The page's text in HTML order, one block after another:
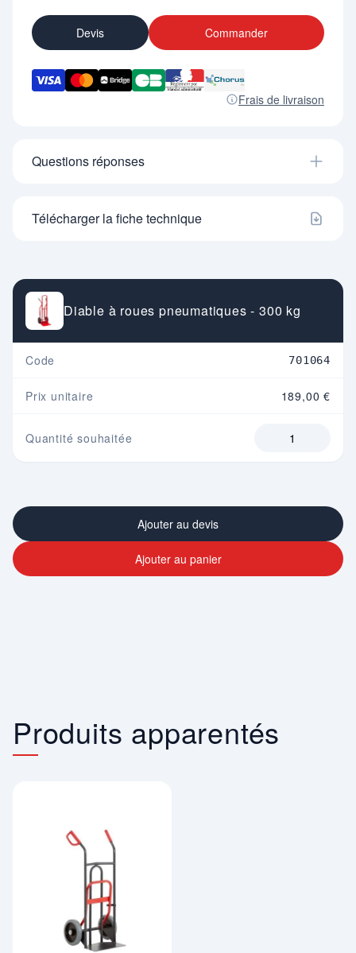
Devis Commander
Frais de livraison
Questions réponses
Télécharger la fiche technique
Diable à roues pneumatiques - 300 kg
Code 701064
Prix unitaire 189,00 €
Quantité souhaitée
Ajouter au devis
Ajouter au panier
Produits apparentés